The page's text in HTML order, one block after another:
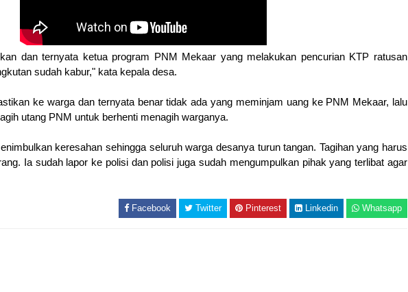
dan ternyata ketua program PNM Mekaar yang melakukan pencurian KTP ratusan
sudah kabur," kata kepala desa.
ke warga dan ternyata benar tidak ada yang meminjam uang ke PNM Mekaar, lalu
utang PNM untuk berhenti menagih warganya.
keresahan sehingga seluruh warga desanya turun tangan. Tagihan yang harus
Ia sudah lapor ke polisi dan polisi juga sudah mengumpulkan pihak yang terlibat agar
Facebook Twitter Pinterest Linkedin Whatsapp